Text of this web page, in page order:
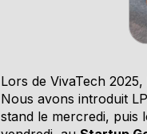
Lors de VivaTech
Nous avons introduit
stand le mercredi, puis